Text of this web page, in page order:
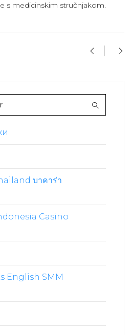
s medicinskim stručnjakom.
บาคาร่า
Casino
English SMM